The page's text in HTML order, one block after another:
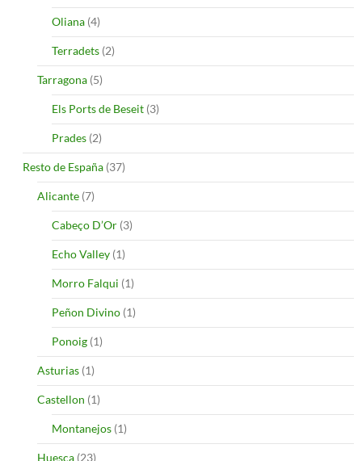
Oliana (4)
Terradets (2)
Tarragona (5)
Els Ports de Beseit (3)
Prades (2)
Resto de España (37)
Alicante (7)
Cabeço D’Or (3)
Echo Valley (1)
Morro Falqui (1)
Peñon Divino (1)
Ponoig (1)
Asturias (1)
Castellon (1)
Montanejos (1)
Huesca (23)